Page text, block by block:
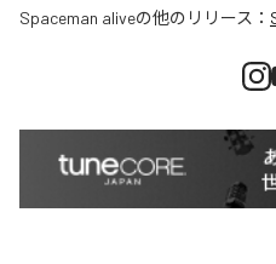
Spaceman aliveの他のリリース：